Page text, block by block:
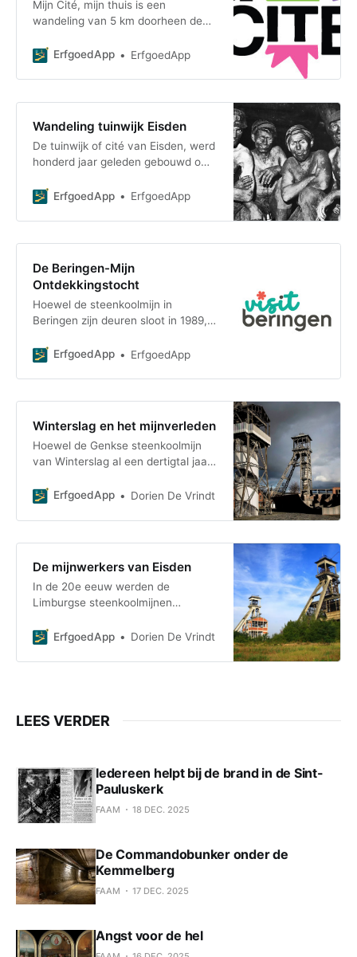
Mijn Cité, mijn thuis is een
wandeling van 5 km doorheen de
de bestaande wandeling van
ErfgoedApp ErfgoedApp
Wandeling tuinwijk Eisden
De tuinwijk of cité van Eisden, werd
honderd jaar geleden gebouwd om
huisvesten. Deze wandeling vertelt
ErfgoedApp ErfgoedApp
De Beringen-Mijn
Ontdekkingstocht
Hoewel de steenkoolmijn in
Beringen zijn deuren sloot in 1989,
nog diepgeworteld in de sociale,
ErfgoedApp ErfgoedApp
Winterslag en het mijnverleden
Hoewel de Genkse steenkoolmijn
van Winterslag al een dertigtal jaar
voelbaar in de stad. Nieuwe
cité nog steeds leeft. De
mijngebouwen, zoals de
energiegebouw zijn omgebouwd tot
bioscoop, ondernemingsruimte en
cultuurcentrum. De terril is
ErfgoedApp Dorien De Vrindt
De mijnwerkers van Eisden
In de 20e eeuw werden de
Limburgse steenkoolmijnen
tuinwijken voor de arbeiders. Deze
eeuw. Onderweg kom je meer te
over de levensstijl en cultuur van
ErfgoedApp Dorien De Vrindt
LEES VERDER
Iedereen helpt bij de brand in de Sint-
Pauluskerk
FAAM 18 DEC. 2025
De Commandobunker onder de
Kemmelberg
FAAM 17 DEC. 2025
Angst voor de hel